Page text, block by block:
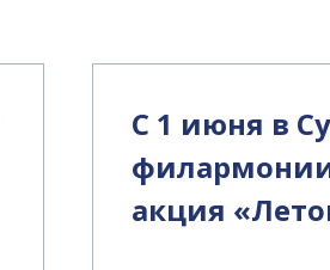
С 1 июня в
филармонии
акция